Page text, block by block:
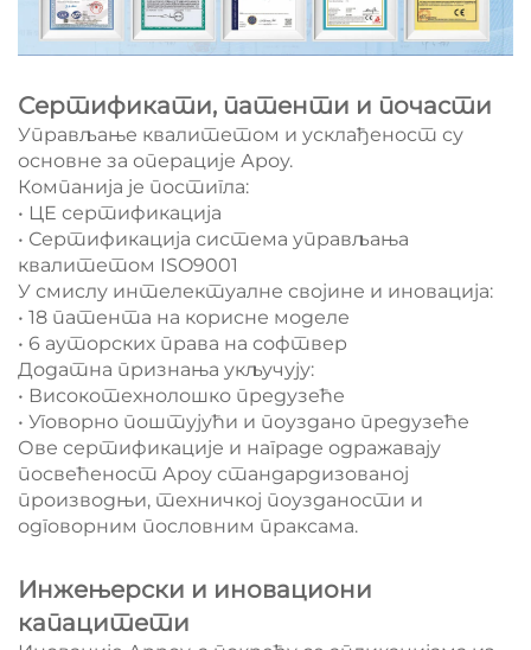
Сертификати, патенти и почасти
Управљање квалитетом и усклађеност су
основне за операције Ароу.
Компанија је постигла:
• ЦЕ сертификација
• Сертификација система управљања
квалитетом ISO9001
У смислу интелектуалне својине и иновација:
• 18 патента на корисне моделе
• 6 ауторских права на софтвер
Додатна признања укључују:
• Високотехнолошко предузеће
• Уговорно поштујући и поуздано предузеће
Ове сертификације и награде одражавају
посвећеност Ароу стандардизованој
производњи, техничкој поузданости и
одговорним пословним праксама.
Инжењерски и иновациони
капацитети